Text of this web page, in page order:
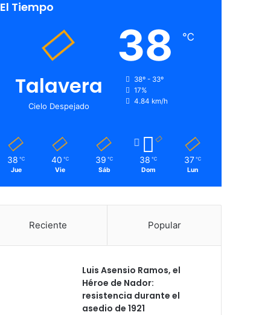
El Tiempo
Talavera
Cielo Despejado
38 ℃
38º - 33º
17%
4.84 km/h
38 ℃
Jue
40 ℃
Vie
39 ℃
Sáb
38 ℃
Dom
37 ℃
Lun
Reciente Popular
Luis Asensio Ramos, el
Héroe de Nador:
resistencia durante el
asedio de 1921